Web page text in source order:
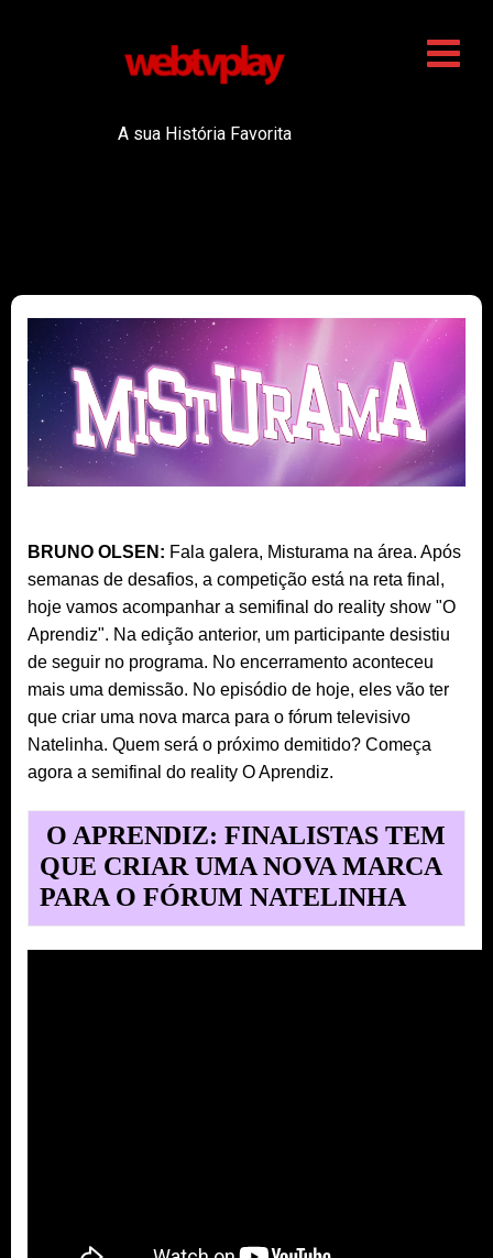
A sua História Favorita
BRUNO OLSEN: Fala galera, Misturama na área. Após
semanas de desafios, a competição está na reta final,
hoje vamos acompanhar a semifinal do reality show "O
Aprendiz". Na edição anterior, um participante desistiu
de seguir no programa. No encerramento aconteceu
mais uma demissão. No episódio de hoje, eles vão ter
que criar uma nova marca para o fórum televisivo
Natelinha. Quem será o próximo demitido? Começa
agora a semifinal do reality O Aprendiz.
O APRENDIZ: FINALISTAS TEM
QUE CRIAR UMA NOVA MARCA
PARA O FÓRUM NATELINHA